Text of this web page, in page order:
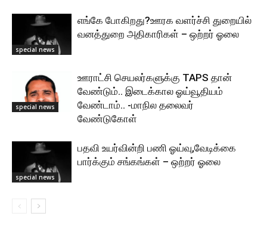
special news
எங்கே போகிறது?ஊரக வளர்ச்சி துறையில்
வனத்துறை அதிகாரிகள் – ஒற்றர் ஓலை
special news
ஊராட்சி செயலர்களுக்கு TAPS தான்
வேண்டும்.. இடைக்கால ஓய்வூதியம்
வேண்டாம்.. -மாநில தலைவர்
வேண்டுகோள்
special news
பதவி உயர்வின்றி பணி ஓய்வு,வேடிக்கை
பார்க்கும் சங்கங்கள் – ஒற்றர் ஓலை